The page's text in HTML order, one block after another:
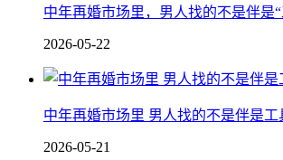
中年再婚市场里，男人找的不是伴是
2026-05-22
中年再婚市场里 男人找的不是伴是工
2026-05-21